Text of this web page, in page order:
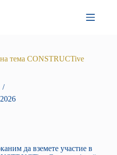
тема CONSTRUCTive
да вземете участие в